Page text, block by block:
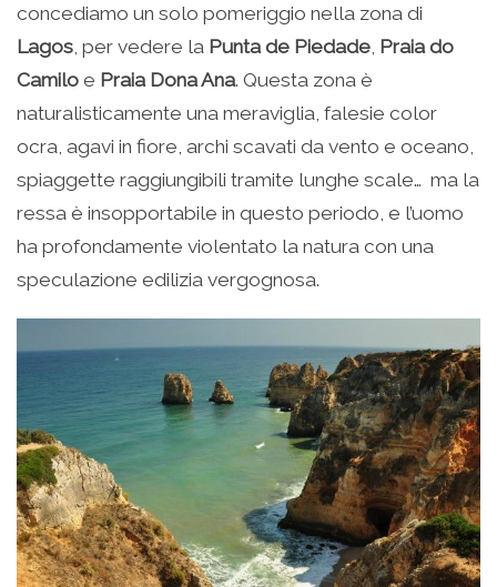
concediamo un solo pomeriggio nella zona di
Lagos , per vedere la Punta de Piedade Praia do
Camilo e Praia Dona Ana. Questa zona è
naturalisticamente una meraviglia, falesie color
ocra, agavi in fiore, archi scavati da vento e oceano,
spiaggette raggiungibili tramite lunghe scale… ma la
ressa è insopportabile in questo periodo, e l’uomo
ha profondamente violentato la natura con una
speculazione edilizia vergognosa.